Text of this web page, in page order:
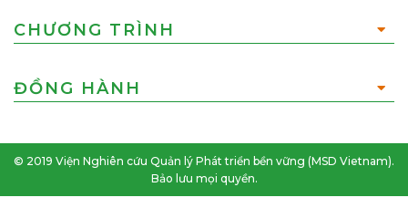
CHƯƠNG TRÌNH
ĐỒNG HÀNH
© 2019 Viện Nghiên cứu Quản lý Phát triển bền vững (MSD Vietnam).
Bảo lưu mọi quyền.